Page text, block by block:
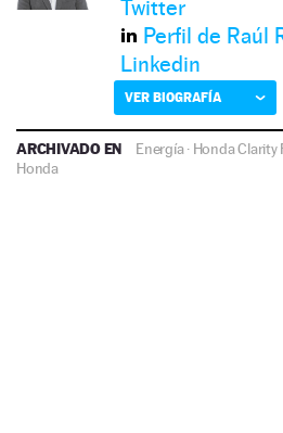
Twitter
Perfil de Raúl
Linkedin
VER BIOGRAFÍA
ARCHIVADO EN Energía· Honda Clarity
Honda